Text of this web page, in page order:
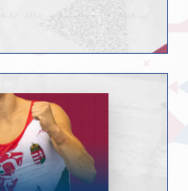
álló csapata a 2. helyet
Polgár Hanna, Fekete
Nadin voltak.
Nicoleta Lucia és Fajkusz
és köszönjük a